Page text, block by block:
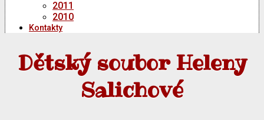
2011
2010
Kontakty
Dětský soubor Heleny
Salichové